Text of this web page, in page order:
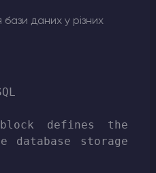
даних у різних
defines the
database storage